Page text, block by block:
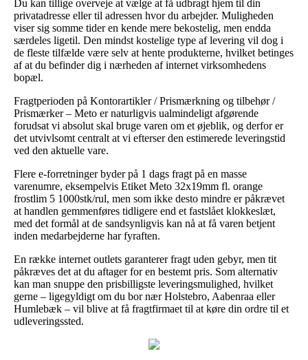
Du kan tillige overveje at vælge at få udbragt hjem til din
privatadresse eller til adressen hvor du arbejder. Muligheden
viser sig somme tider en kende mere bekostelig, men endda
særdeles ligetil. Den mindst kostelige type af levering vil dog i
de fleste tilfælde være selv at hente produkterne, hvilket betinges
af at du befinder dig i nærheden af internet virksomhedens
bopæl.
Fragtperioden på Kontorartikler / Prismærkning og tilbehør /
Prismærker – Meto er naturligvis ualmindeligt afgørende
forudsat vi absolut skal bruge varen om et øjeblik, og derfor er
det utvivlsomt centralt at vi efterser den estimerede leveringstid
ved den aktuelle vare.
Flere e-forretninger byder på 1 dags fragt på en masse
varenumre, eksempelvis Etiket Meto 32x19mm fl. orange
frostlim 5 1000stk/rul, men som ikke desto mindre er påkrævet
at handlen gemmenføres tidligere end et fastslået klokkeslæt,
med det formål at de sandsynligvis kan nå at få varen betjent
inden medarbejderne har fyraften.
En række internet outlets garanterer fragt uden gebyr, men tit
påkræves det at du aftager for en bestemt pris. Som alternativ
kan man snuppe den prisbilligste leveringsmulighed, hvilket
gerne – ligegyldigt om du bor nær Holstebro, Aabenraa eller
Humlebæk – vil blive at få fragtfirmaet til at køre din ordre til et
udleveringssted.